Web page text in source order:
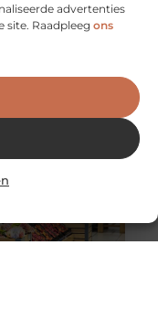
advertenties
site. Raadpleeg ons
systeem
een
vooral wanneer